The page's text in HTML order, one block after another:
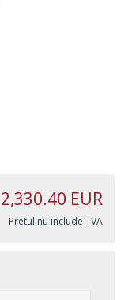
2,330.40 EUR
Pretul nu include TVA